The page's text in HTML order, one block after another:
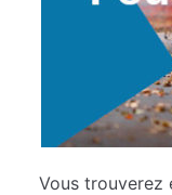
Vous trouverez